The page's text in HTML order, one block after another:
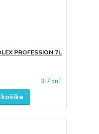
PROFESSION 7L
3-7 dní